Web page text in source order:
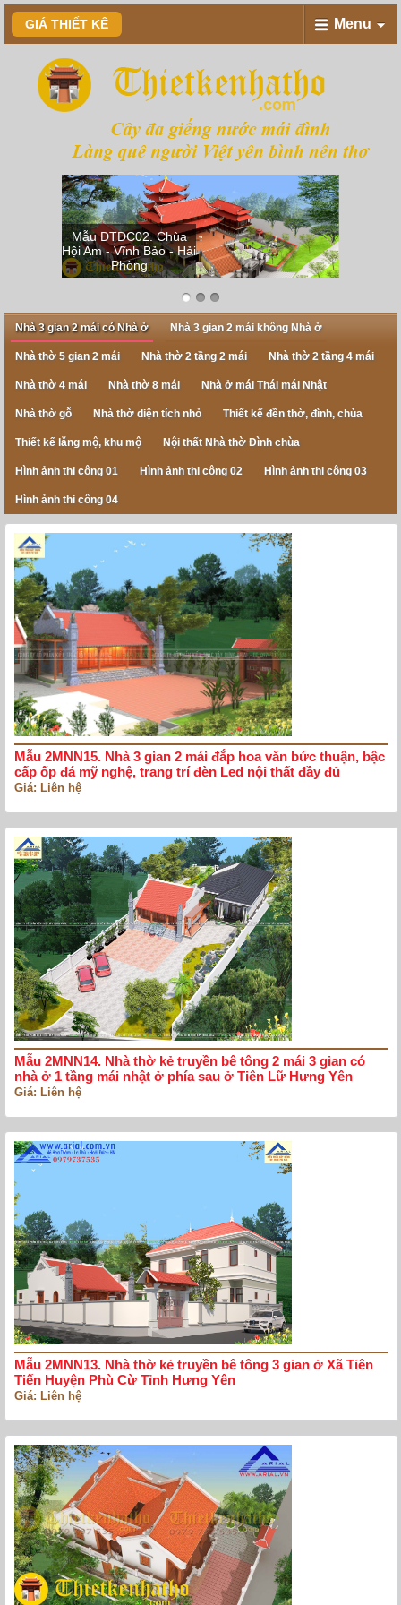
GIÁ THIẾT KÊ Menu
Mẫu ĐTĐC02. Chùa
Hội Am - Vĩnh Bảo - Hải
Phòng
Nhà 3 gian 2 mái có Nhà ở Nhà 3 gian 2 mái không Nhà ở
Nhà thờ 5 gian 2 mái Nhà thờ 2 tầng 2 mái Nhà thờ 2 tầng 4 mái
Nhà thờ 4 mái Nhà thờ 8 mái Nhà ở mái Thái mái Nhật
Nhà thờ gỗ Nhà thờ diện tích nhỏ Thiết kế đền thờ, đình, chùa
Thiết kế lăng mộ, khu mộ Nội thất Nhà thờ Đình chùa
Hình ảnh thi công 01 Hình ảnh thi công 02 Hình ảnh thi công 03
Hình ảnh thi công 04
Mẫu 2MNN15. Nhà 3 gian 2 mái đắp hoa văn bức thuận, bậc
cấp ốp đá mỹ nghệ, trang trí đèn Led nội thất đầy đủ
Giá: Liên hệ
Mẫu 2MNN14. Nhà thờ kẻ truyền bê tông 2 mái 3 gian có
nhà ở 1 tầng mái nhật ở phía sau ở Tiên Lữ Hưng Yên
Giá: Liên hệ
Mẫu 2MNN13. Nhà thờ kẻ truyền bê tông 3 gian ở Xã Tiên
Tiến Huyện Phù Cừ Tỉnh Hưng Yên
Giá: Liên hệ